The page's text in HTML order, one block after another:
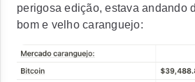
perigosa edição, estava andando
bom e velho caranguejo: